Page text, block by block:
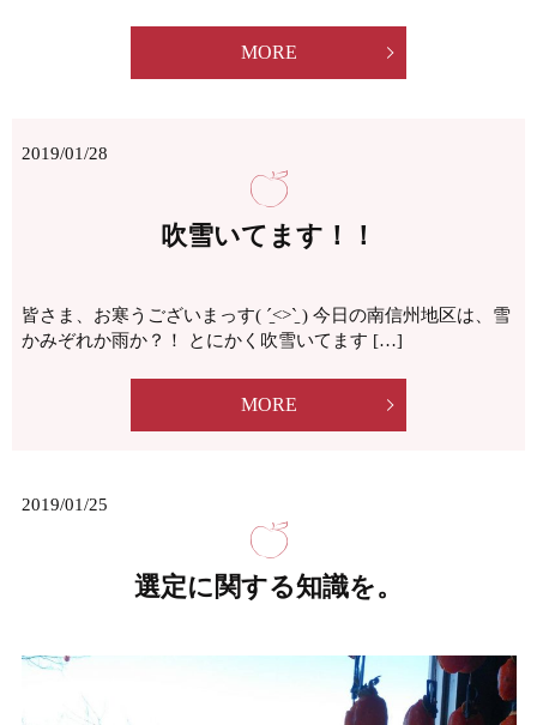
MORE
2019/01/28
吹雪いてます！！
皆さま、お寒うございまっす( ˊ̱˂˃ˋ̱ ) 今日の南信州地区は、雪
かみぞれか雨か？！ とにかく吹雪いてます […]
MORE
2019/01/25
選定に関する知識を。